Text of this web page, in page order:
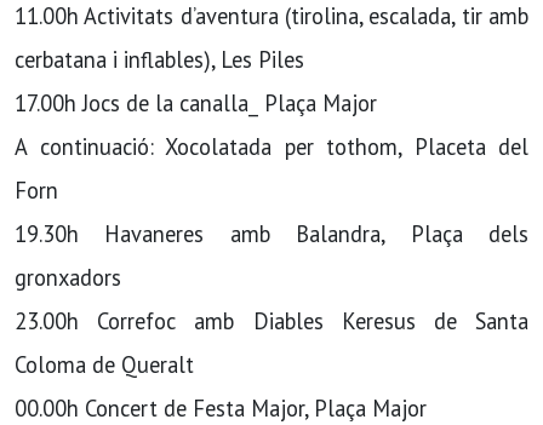
11.00h Activitats d’aventura (tirolina, escalada, tir amb
cerbatana i inflables), Les Piles
17.00h Jocs de la canalla_ Plaça Major
A continuació: Xocolatada per tothom, Placeta del
Forn
19.30h Havaneres amb Balandra, Plaça dels
gronxadors
23.00h Correfoc amb Diables Keresus de Santa
Coloma de Queralt
00.00h Concert de Festa Major, Plaça Major